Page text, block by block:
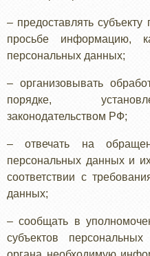
– предоставлять
просьбе информацию,
персональных данных;
– организовывать
порядке,
законодательством РФ;
– отвечать на
персональных данных и
соответствии с
данных;
– сообщать в
субъектов